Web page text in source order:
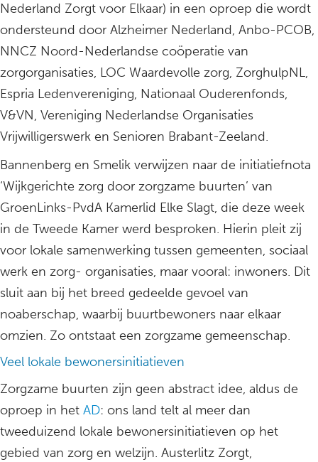
Nederland Zorgt voor Elkaar) in een oproep die wordt
ondersteund door Alzheimer Nederland, Anbo-PCOB,
NNCZ Noord-Nederlandse coöperatie van
zorgorganisaties, LOC Waardevolle zorg, ZorghulpNL,
Espria Ledenvereniging, Nationaal Ouderenfonds,
V&VN, Vereniging Nederlandse Organisaties
Vrijwilligerswerk en Senioren Brabant-Zeeland.
Bannenberg en Smelik verwijzen naar de initiatiefnota
‘Wijkgerichte zorg door zorgzame buurten’ van
GroenLinks-PvdA Kamerlid Elke Slagt, die deze week
in de Tweede Kamer werd besproken. Hierin pleit zij
voor lokale samenwerking tussen gemeenten, sociaal
werk en zorg- organisaties, maar vooral: inwoners. Dit
sluit aan bij het breed gedeelde gevoel van
noaberschap, waarbij buurtbewoners naar elkaar
omzien. Zo ontstaat een zorgzame gemeenschap.
Veel lokale bewonersinitiatieven
Zorgzame buurten zijn geen abstract idee, aldus de
oproep in het AD: ons land telt al meer dan
tweeduizend lokale bewonersinitiatieven op het
gebied van zorg en welzijn. Austerlitz Zorgt,